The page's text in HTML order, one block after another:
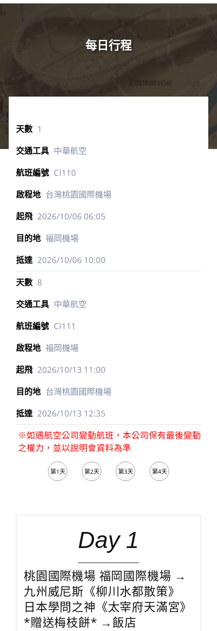
每日行程
1
中華航空
CI110
台灣桃園國際機場
2026/10/06 06:05
福岡機場
2026/10/06 10:00
8
中華航空
CI111
福岡機場
2026/10/13 11:00
台灣桃園國際機場
2026/10/13 12:35
※如遇航空公司變動航班，本公司保有最後變動
之權力，並以說明會資料為準
第1天 第2天 第3天 第4天
Day 1
桃園國際機場 福岡國際機場 →
九州威尼斯《柳川水都散策》
日本學問之神《太宰府天滿宮》
*贈送梅枝餅* →飯店